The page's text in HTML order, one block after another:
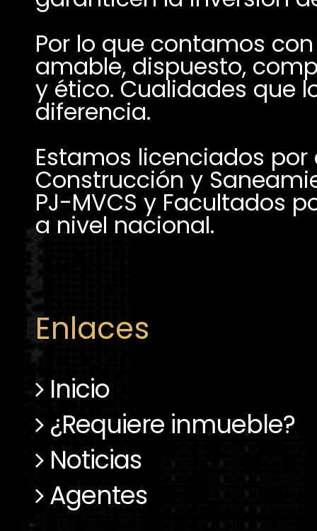
Por lo que contamos
amable, dispuesto,
y ético. Cualidades que
diferencia.
Estamos licenciados
Construcción y
PJ-MVCS y Facultados
Enlaces
Inicio
¿Requiere inmueble?
Noticias
Agentes